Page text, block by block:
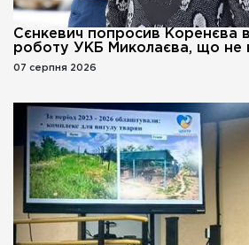
Сєнкевич попросив Коренєва
роботу УКБ Миколаєва, що не
07 серпня 2026